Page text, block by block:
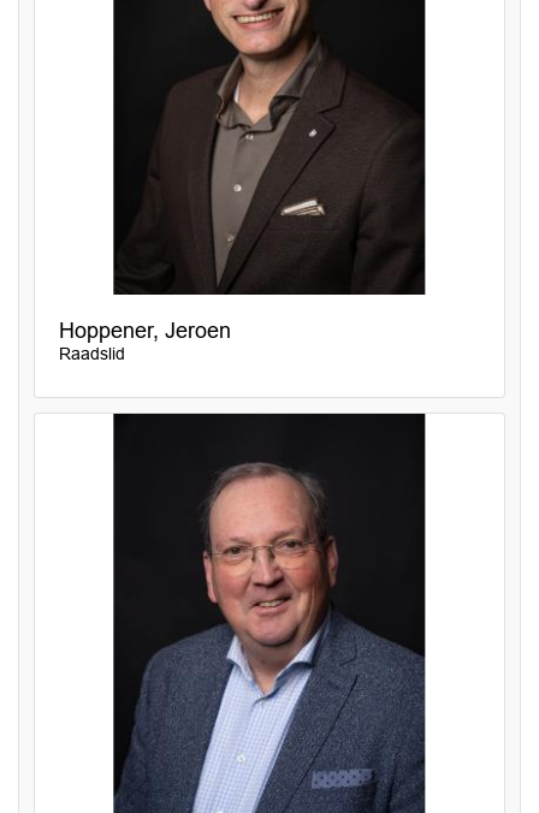
Hoppener, Jeroen
Raadslid